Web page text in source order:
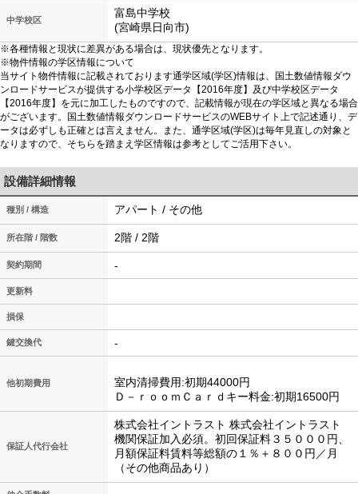
中学校区
富島中学校
(宮崎県日向市)
※各種情報と現状に差異がある場合は、現状優先となります。
※物件情報の学区情報について
当サイト物件情報に記載されております通学区域(学区)情報は、国土数値情報ダウ
ンロードサービスが提供する小学校区データ【2016年度】及び中学校区データ
【2016年度】を元に加工したものですので、記載情報が現在の学区域と異なる場合
がございます。国土数値情報ダウンロードサービスのWEBサイト上で記述通り、デ
ータは必ずしも正確とは言えません。また、通学区域(学区)は毎年見直しの対象と
なりますので、そちらを踏まえ学区情報は参考としてご活用下さい。
設備詳細情報
種別 / 構造 アパート / その他
所在階 / 階数 2階 / 2階
契約期間 -
更新料
損保
鍵交換代 -
他初期費用
室内清掃費用:初期44000円
Ｄ－ｒｏｏｍＣａｒｄキー料金:初期16500円
保証人代行会社
株式会社イントラスト 株式会社イントラスト
機関保証加入必須。初回保証料３５０００円、
月額保証料賃料等総額の１％＋８００円／月
（その他商品あり）